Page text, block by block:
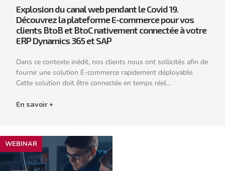
Explosion du canal web pendant le Covid 19.
Découvrez la plateforme E-commerce pour vos
clients BtoB et BtoC nativement connectée à votre
ERP Dynamics 365 et SAP
Dans ce contexte inédit, nos clients nous ont sollicités afin de
fournir une solution E-commerce rapidement déployable.
Cette solution doit être connectée en temps réel...
En savoir +
WEBINAR